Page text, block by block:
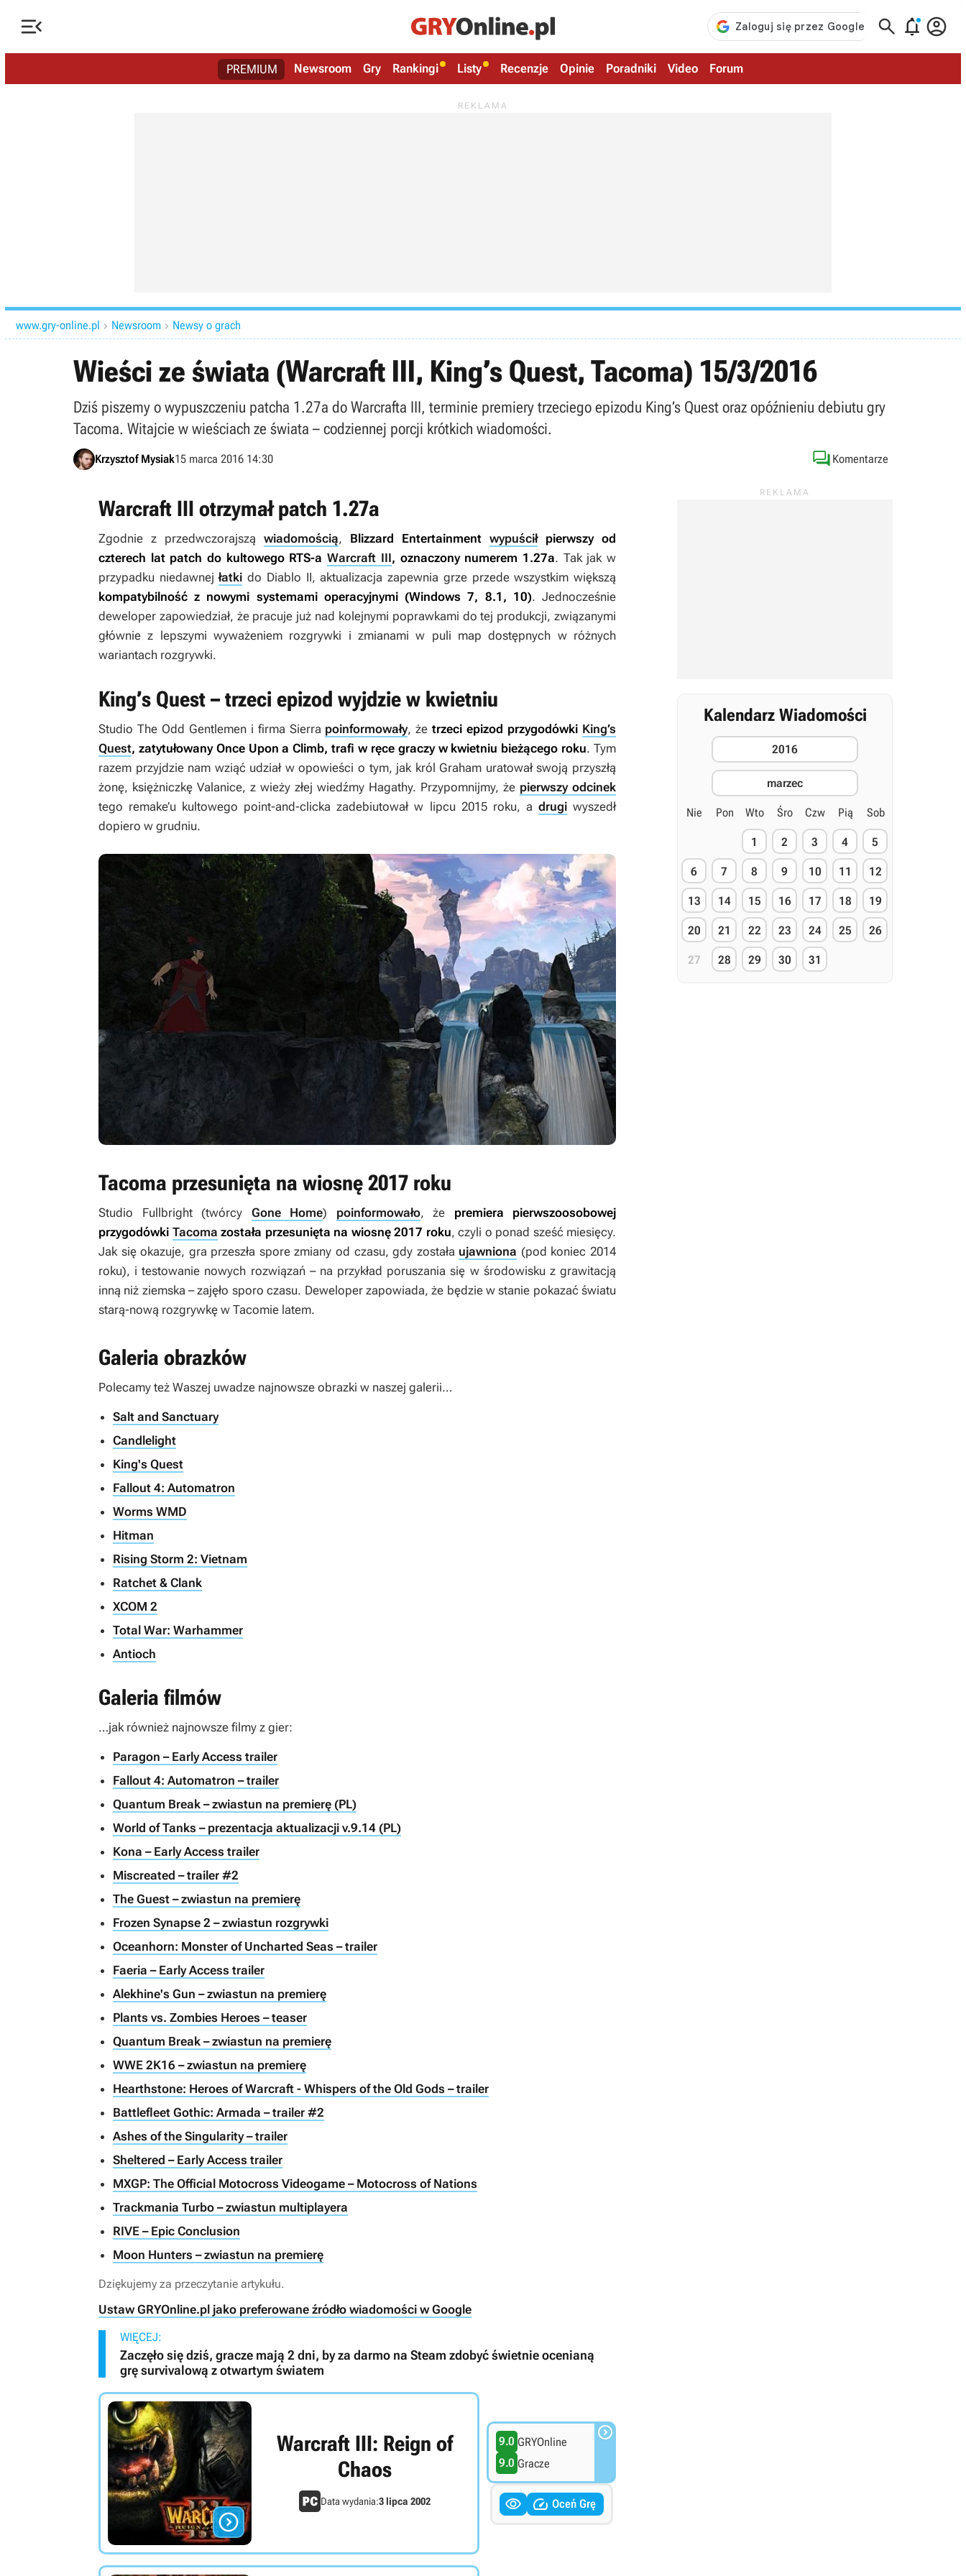
   
PREMIUM Newsroom Gry Rankingi Listy Recenzje Opinie Poradniki Video Forum
www.gry-online.pl  Newsroom  Newsy o grach
Wieści ze świata (Warcraft III, King’s Quest, Tacoma) 15/3/2016
Dziś piszemy o wypuszczeniu patcha 1.27a do Warcrafta III, terminie premiery trzeciego epizodu King’s Quest oraz opóźnieniu debiutu gry
Tacoma. Witajcie w wieściach ze świata – codziennej porcji krótkich wiadomości.
Krzysztof Mysiak15 marca 2016 14:30  Komentarze
Warcraft III otrzymał patch 1.27a
Zgodnie z przedwczorajszą wiadomością, Blizzard Entertainment wypuściłpierwszy od
czterech lat patch do kultowego RTS-aWarcraft III, oznaczony numerem 1.27a. Tak jak w
przypadku niedawnejłatki do Diablo II, aktualizacja zapewnia grze przede wszystkim większą
kompatybilność z nowymi systemami operacyjnymi (Windows 7, 8.1, 10). Jednocześnie
deweloper zapowiedział, że pracuje już nad kolejnymi poprawkami do tej produkcji, związanymi
głównie z lepszymi wyważeniem rozgrywki i zmianami w puli map dostępnych w różnych
wariantach rozgrywki.
King’s Quest – trzeci epizod wyjdzie w kwietniu
Studio The Odd Gentlemen i firma Sierra poinformowały, żetrzeci epizod przygodówki King’s
Quest, zatytułowany Once Upon a Climb, trafi w ręce graczy w kwietniu bieżącego roku. Tym
razem przyjdzie nam wziąć udział w opowieści o tym, jak król Graham uratował swoją przyszłą
żonę, księżniczkę Valanice, z wieży złej wiedźmy Hagathy. Przypomnijmy, że pierwszy odcinek
tego remake’u kultowego point-and-clicka zadebiutował w lipcu 2015 roku, a drugiwyszedł
dopiero w grudniu.
Tacoma przesunięta na wiosnę 2017 roku
Studio Fullbright (twórcy Gone Home) poinformowało, że premiera pierwszoosobowej
przygodówki Tacoma została przesunięta na wiosnę 2017 roku, czyli o ponad sześć miesięcy.
Jak się okazuje, gra przeszła spore zmiany od czasu, gdy została ujawniona (pod koniec 2014
roku), i testowanie nowych rozwiązań – na przykład poruszania się w środowisku z grawitacją
inną niż ziemska – zajęło sporo czasu. Deweloper zapowiada, że będzie w stanie pokazać światu
starą-nową rozgrywkę w Tacomie latem.
Galeria obrazków
Polecamy też Waszej uwadze najnowsze obrazki w naszej galerii…
Salt and Sanctuary
Candlelight
King's Quest
Fallout 4: Automatron
Worms WMD
Hitman
Rising Storm 2: Vietnam
Ratchet & Clank
XCOM 2
Total War: Warhammer
Antioch
Galeria filmów
…jak również najnowsze filmy z gier:
Paragon – Early Access trailer
Fallout 4: Automatron – trailer
Quantum Break – zwiastun na premierę (PL)
World of Tanks – prezentacja aktualizacji v.9.14 (PL)
Kona – Early Access trailer
Miscreated – trailer #2
The Guest – zwiastun na premierę
Frozen Synapse 2 – zwiastun rozgrywki
Oceanhorn: Monster of Uncharted Seas – trailer
Faeria – Early Access trailer
Alekhine's Gun – zwiastun na premierę
Plants vs. Zombies Heroes – teaser
Quantum Break – zwiastun na premierę
WWE 2K16 – zwiastun na premierę
Hearthstone: Heroes of Warcraft - Whispers of the Old Gods – trailer
Battlefleet Gothic: Armada – trailer #2
Ashes of the Singularity – trailer
Sheltered – Early Access trailer
MXGP: The Official Motocross Videogame – Motocross of Nations
Trackmania Turbo – zwiastun multiplayera
RIVE – Epic Conclusion
Moon Hunters – zwiastun na premierę
Dziękujemy za przeczytanie artykułu.
Ustaw GRYOnline.pl jako preferowane źródło wiadomości w Google
WIĘCEJ:
Zaczęło się dziś, gracze mają 2 dni, by za darmo na Steam zdobyć świetnie ocenianą
grę survivalową z otwartym światem

Warcraft III: Reign of
Chaos
Data wydania:3 lipca 2002
9.0 GRYOnline
9.0 Gracze

  Oceń Grę
Kalendarz Wiadomości
2016
marzec
Nie Pon Wto Śro Czw Pią Sob
1 2 3 4 5
6 7 8 9 10 11 12
13 14 15 16 17 18 19
20 21 22 23 24 25 26
27 28 29 30 31